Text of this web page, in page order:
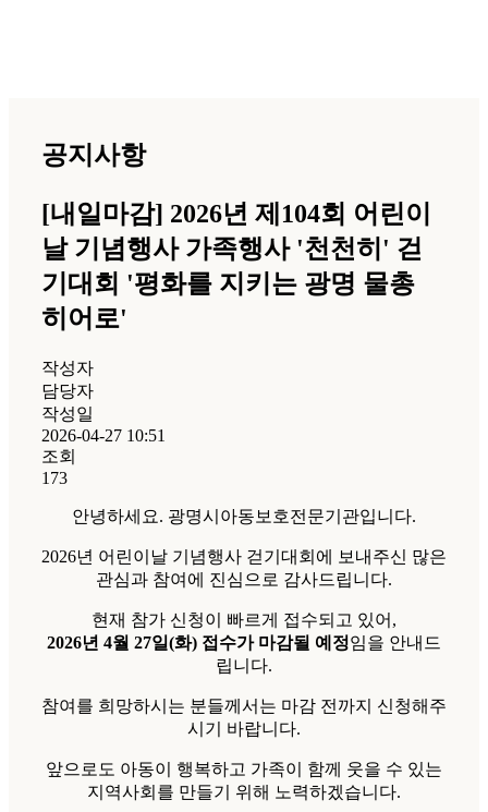
공지사항
[내일마감] 2026년 제104회 어린이
날 기념행사 가족행사 '천천히' 걷
기대회 '평화를 지키는 광명 물총
히어로'
작성자
담당자
작성일
2026-04-27 10:51
조회
173
안녕하세요. 광명시아동보호전문기관입니다.
2026년 어린이날 기념행사 걷기대회에 보내주신 많은
관심과 참여에 진심으로 감사드립니다.
현재 참가 신청이 빠르게 접수되고 있어,
2026년 4월 27일(화) 접수가 마감될 예정임을 안내드
립니다.
참여를 희망하시는 분들께서는 마감 전까지 신청해주
시기 바랍니다.
앞으로도 아동이 행복하고 가족이 함께 웃을 수 있는
지역사회를 만들기 위해 노력하겠습니다.